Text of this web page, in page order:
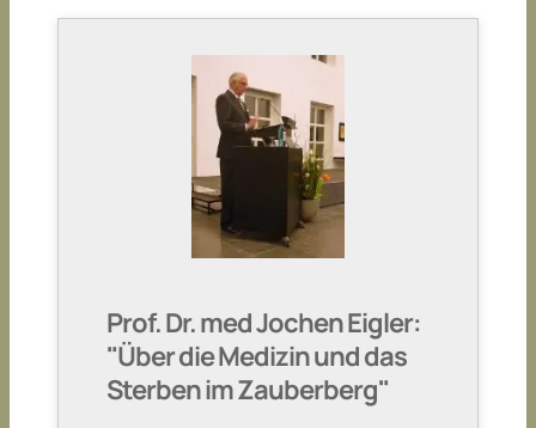
Prof. Dr. med Jochen Eigler:
"Über die Medizin und das
Sterben im Zauberberg"